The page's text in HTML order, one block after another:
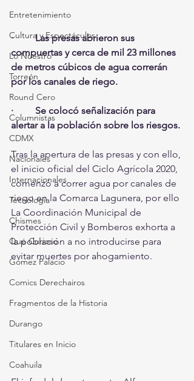
Entretenimiento
Cultura y Espectáculos
Lo Nuestro
Torreón
Round Cero
Columnistas
CDMX
Nacionales
Internacionales
Tecnología
Chismes
Qué Curioso
Gómez Palacio
Comics Derechairos
Fragmentos de la Historia
Durango
Titulares en Inicio
Coahuila
·         Las presas abrieron sus
compuertas y cerca de mil 23 millones
de metros cúbicos de agua correrán
por los canales de riego.
·         Se colocó señalización para
alertar a la población sobre los riesgos.
Tras la apertura de las presas y con ello,
el inicio oficial del Ciclo Agrícola 2020,
comenzó a correr agua por canales de
riego en la Comarca Lagunera, por ello
La Coordinación Municipal de
Protección Civil y Bomberos exhorta a
la población a no introducirse para
evitar muertes por ahogamiento.